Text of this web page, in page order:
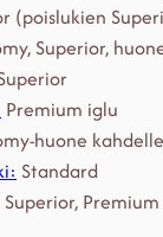
(poislukien
Superior,
Premium iglu
huone
Standard